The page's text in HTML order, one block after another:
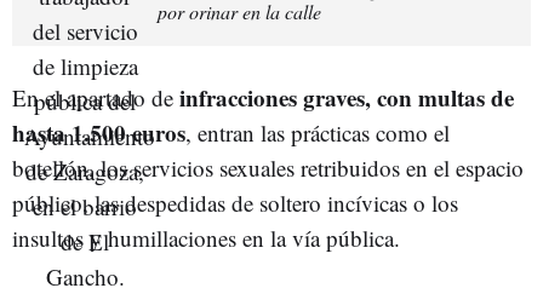
por orinar en la calle
En el apartado de infracciones graves, con multas de
hasta 1.500 euros, entran las prácticas como el
botellón, los servicios sexuales retribuidos en el espacio
público, las despedidas de soltero incívicas o los
insultos y humillaciones en la vía pública.